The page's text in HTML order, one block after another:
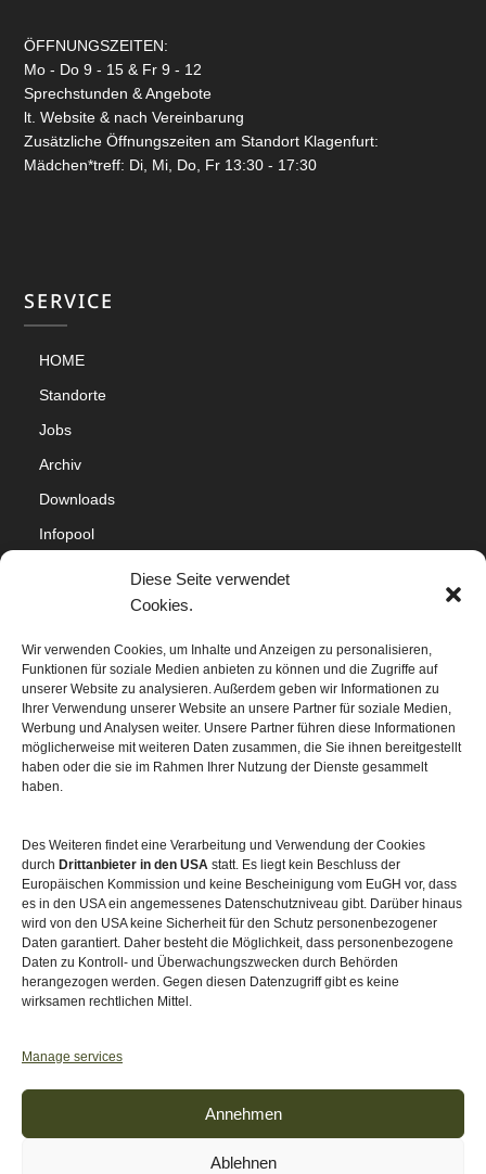
Diese Seite verwendet
Cookies.
Wir verwenden Cookies, um Inhalte und Anzeigen zu personalisieren,
Funktionen für soziale Medien anbieten zu können und die Zugriffe auf
unserer Website zu analysieren. Außerdem geben wir Informationen zu
Ihrer Verwendung unserer Website an unsere Partner für soziale Medien,
Werbung und Analysen weiter. Unsere Partner führen diese Informationen
möglicherweise mit weiteren Daten zusammen, die Sie ihnen bereitgestellt
haben oder die sie im Rahmen Ihrer Nutzung der Dienste gesammelt
haben.
Des Weiteren findet eine Verarbeitung und Verwendung der Cookies
durch Drittanbieter in den USA statt. Es liegt kein Beschluss der
Europäischen Kommission und keine Bescheinigung vom EuGH vor, dass
es in den USA ein angemessenes Datenschutzniveau gibt. Darüber hinaus
wird von den USA keine Sicherheit für den Schutz personenbezogener
Daten garantiert. Daher besteht die Möglichkeit, dass personenbezogene
Daten zu Kontroll- und Überwachungszwecken durch Behörden
herangezogen werden. Gegen diesen Datenzugriff gibt es keine
wirksamen rechtlichen Mittel.
Manage services
Annehmen
Ablehnen
ÖFFNUNGSZEITEN:
Mo - Do 9 - 15 & Fr 9 - 12
Sprechstunden & Angebote
lt. Website & nach Vereinbarung
Zusätzliche Öffnungszeiten am Standort Klagenfurt:
Mädchen*treff: Di, Mi, Do, Fr 13:30 - 17:30
SERVICE
HOME
Standorte
Jobs
Archiv
Downloads
Infopool
Sitemap